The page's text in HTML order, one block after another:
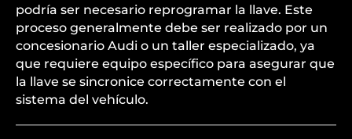
podría ser necesario reprogramar la llave. Este
proceso generalmente debe ser realizado por un
concesionario Audi o un taller especializado, ya
que requiere equipo específico para asegurar que
la llave se sincronice correctamente con el
sistema del vehículo.